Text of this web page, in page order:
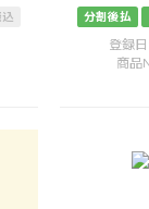
分割後払
登録
商品